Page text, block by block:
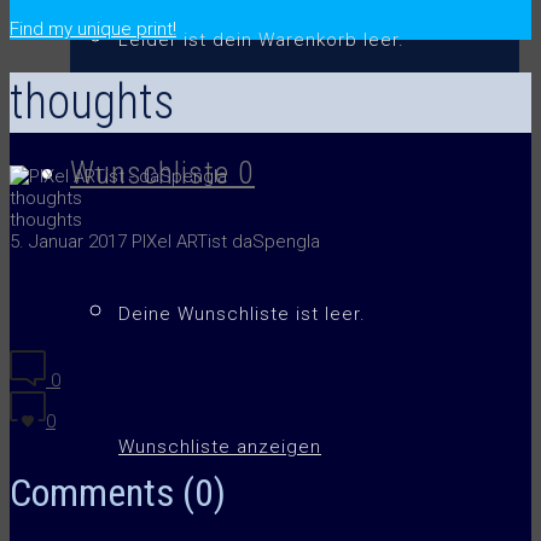
Leider ist dein Warenkorb leer.
Wunschliste 0
Deine Wunschliste ist leer.
Wunschliste anzeigen
.
Find my unique print!
thoughts
thoughts
thoughts
5. Januar 2017 PIXel ARTist daSpengla
0
0
Comments (0)